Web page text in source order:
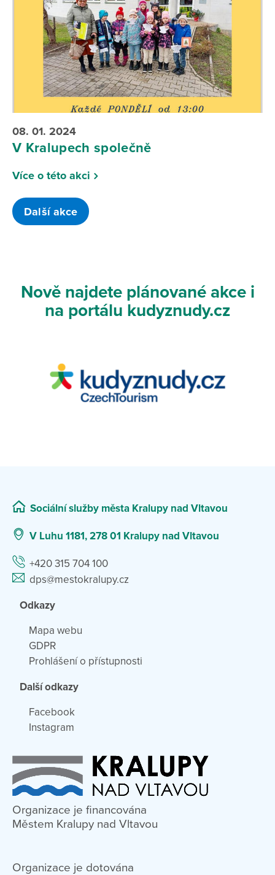
08. 01. 2024
V Kralupech společně
Více o této akci
Další akce
Nově najdete plánované akce i
na portálu kudyznudy.cz
Sociální služby města Kralupy nad Vltavou
V Luhu 1181, 278 01 Kralupy nad Vltavou
+420 315 704 100
dps@mestokralupy.cz
Odkazy
Mapa webu
GDPR
Prohlášení o přístupnosti
Další odkazy
Facebook
Instagram
Organizace je financována
Městem Kralupy nad Vltavou
Organizace je dotována